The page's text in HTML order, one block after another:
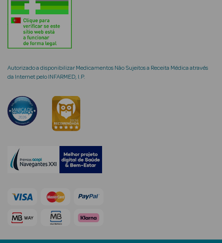
Criança
Rosto e
Ver Tudo
Cosmética
Hidratantes
Creme de Olhos
Autorizado a disponibilizar Medicamentos Não Sujeitos a Receita Médica através
da Internet pelo INFARMED, I.P.